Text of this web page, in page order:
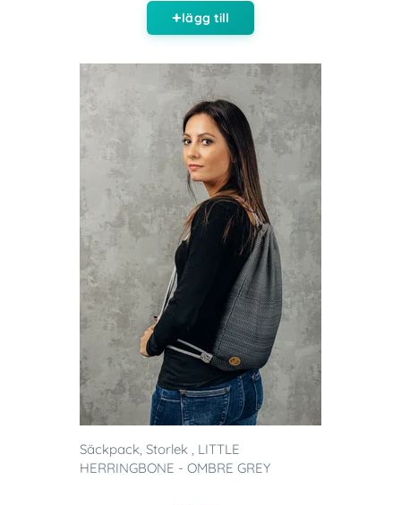
lägg till
Säckpack, Storlek , LITTLE
HERRINGBONE - OMBRE GREY